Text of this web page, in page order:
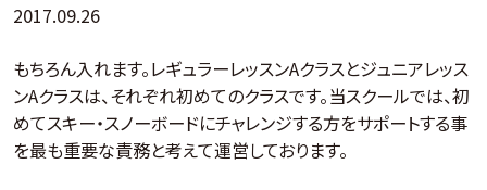
2017.09.26
もちろん入れます。レギュラーレッスンAクラスとジュニアレッス
ンAクラスは、それぞれ初めてのクラスです。当スクールでは、初
めてスキー・スノーボードにチャレンジする方をサポートする事
を最も重要な責務と考えて運営しております。